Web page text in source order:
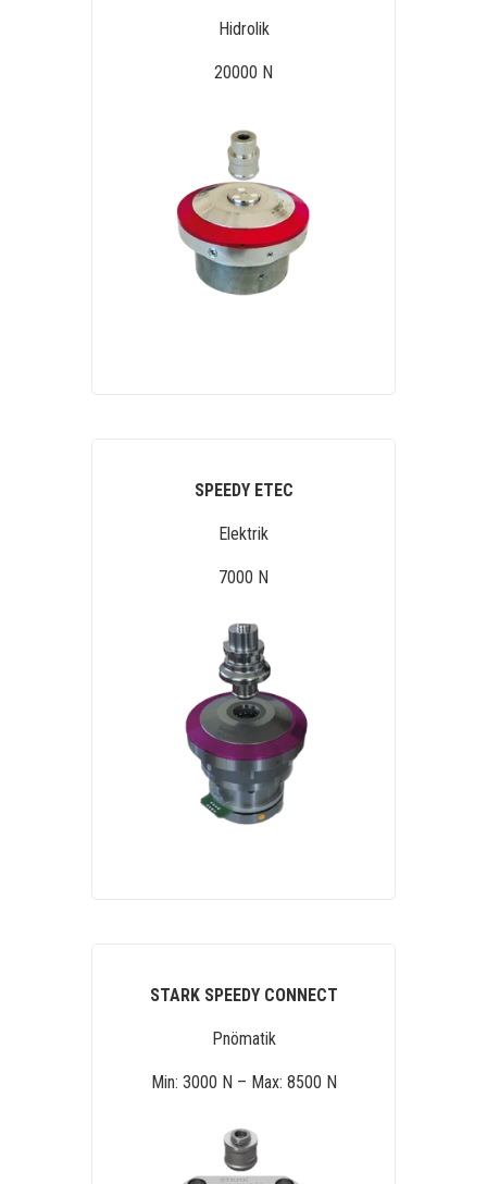
Hidrolik
20000 N
SPEEDY ETEC
Elektrik
7000 N
STARK SPEEDY CONNECT
Pnömatik
Min: 3000 N – Max: 8500 N